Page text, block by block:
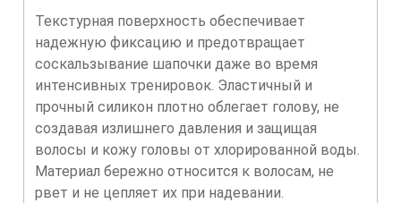
Текстурная поверхность обеспечивает
надежную фиксацию и предотвращает
соскальзывание шапочки даже во время
интенсивных тренировок. Эластичный и
прочный силикон плотно облегает голову, не
создавая излишнего давления и защищая
волосы и кожу головы от хлорированной воды.
Материал бережно относится к волосам, не
рвет и не цепляет их при надевании.